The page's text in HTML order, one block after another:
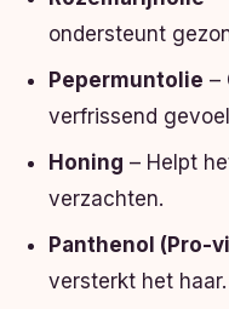
ondersteunt
Pepermuntolie –
verfrissend
Honing – Helpt
verzachten.
Panthenol (Pro-
versterkt het haar.